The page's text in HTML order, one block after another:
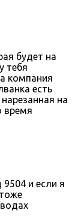
будет на
тебя
компания
есть
на
время
и если я